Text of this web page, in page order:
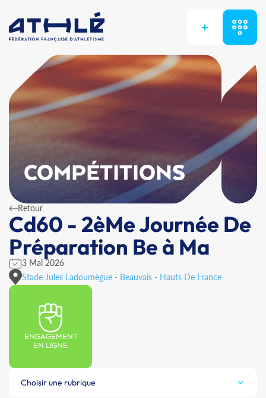
+
COMPÉTITIONS
Retour
Cd60 - 2èMe Journée De
Préparation Be à Ma
3 Mai 2026
Stade Jules Ladoumègue - Beauvais - Hauts De France
ENGAGEMENT
EN LIGNE
Choisir une rubrique